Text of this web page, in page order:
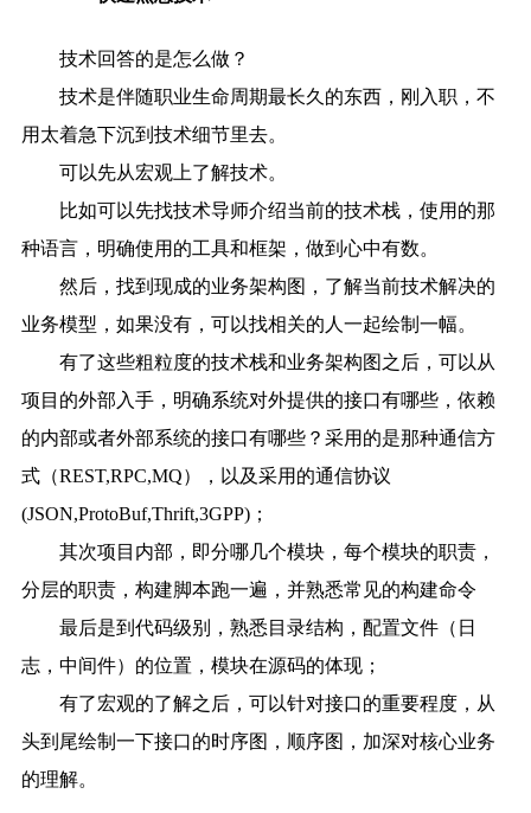
技术回答的是怎么做？
技术是伴随职业生命周期最长久的东西，刚入职，不
用太着急下沉到技术细节里去。
可以先从宏观上了解技术。
比如可以先找技术导师介绍当前的技术栈，使用的那
种语言，明确使用的工具和框架，做到心中有数。
然后，找到现成的业务架构图，了解当前技术解决的
业务模型，如果没有，可以找相关的人一起绘制一幅。
有了这些粗粒度的技术栈和业务架构图之后，可以从
项目的外部入手，明确系统对外提供的接口有哪些，依赖
的内部或者外部系统的接口有哪些？采用的是那种通信方
式（REST,RPC,MQ），以及采用的通信协议
(JSON,ProtoBuf,Thrift,3GPP)；
其次项目内部，即分哪几个模块，每个模块的职责，
分层的职责，构建脚本跑一遍，并熟悉常见的构建命令
最后是到代码级别，熟悉目录结构，配置文件（日
志，中间件）的位置，模块在源码的体现；
有了宏观的了解之后，可以针对接口的重要程度，从
头到尾绘制一下接口的时序图，顺序图，加深对核心业务
的理解。